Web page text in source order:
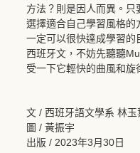
方法？則是因人而異。只
選擇適合自己學習風格
一定可以很快達成學習的
西班牙文，不妨先聽聽
受一下它輕快的曲風和
文 / 西班牙語文學系 林玉
圖 / 黃振宇
出版 / 2023年3月30日